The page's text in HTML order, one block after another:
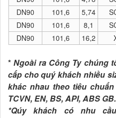
DN90
101,6 5,74
DN90
101,6 8,1
DN90
101,6 16,2
* Ngoài ra Công Ty chúng
cấp cho quý khách nhiều
khác nhau theo tiêu chuẩn
TCVN, EN, BS, API, ABS
*Qúy khách có nhu